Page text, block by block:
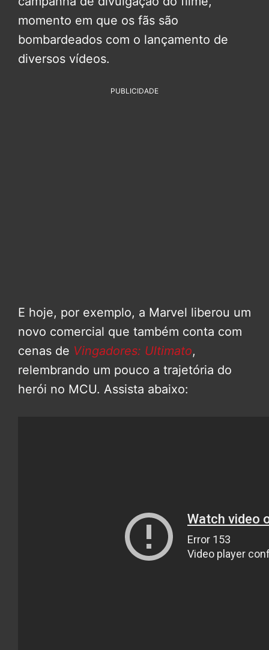
momento em que os fãs são
bombardeados com o lançamento de
diversos vídeos.
PUBLICIDADE
E hoje, por exemplo, a Marvel liberou um
novo comercial que também conta com
cenas de Vingadores: Ultimato,
relembrando um pouco a trajetória do
herói no MCU. Assista abaixo: